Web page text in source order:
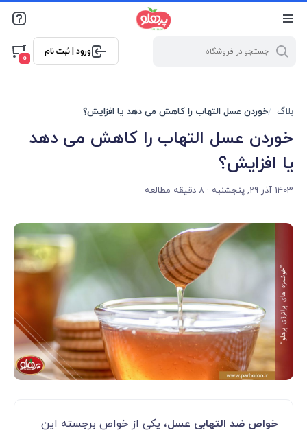
@media screen and (max-width: 500px) { .w-ch{bottom: 125px
!important; left:5px !important;} }
ورود | ثبت نام
0
بلاگ خوردن عسل التهاب را کاهش می دهد یا افزایش؟
خوردن عسل التهاب را کاهش می دهد
یا افزایش؟
1403 آذر 29, پنجشنبه · 8 دقیقه مطالعه
خواص ضد التهابی عسل، یکی از خواص برجسته این